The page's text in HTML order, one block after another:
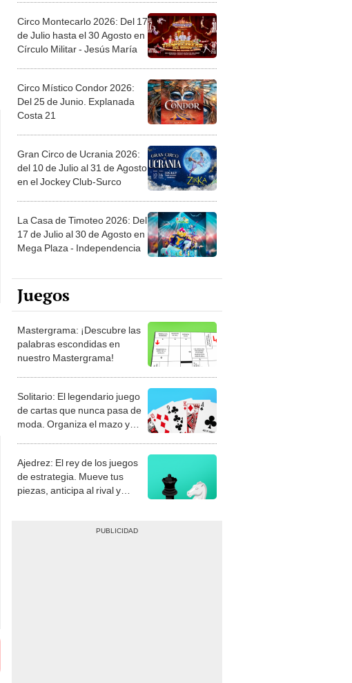
Circo Montecarlo 2026: Del 17
de Julio hasta el 30 Agosto en
Círculo Militar - Jesús María
Circo Místico Condor 2026:
Del 25 de Junio. Explanada
Costa 21
Gran Circo de Ucrania 2026:
del 10 de Julio al 31 de Agosto
en el Jockey Club-Surco
La Casa de Timoteo 2026: Del
17 de Julio al 30 de Agosto en
Mega Plaza - Independencia
Juegos
Mastergrama: ¡Descubre las
palabras escondidas en
nuestro Mastergrama!
Solitario: El legendario juego
de cartas que nunca pasa de
moda. Organiza el mazo y
Ajedrez: El rey de los juegos
de estrategia. Mueve tus
piezas, anticipa al rival y